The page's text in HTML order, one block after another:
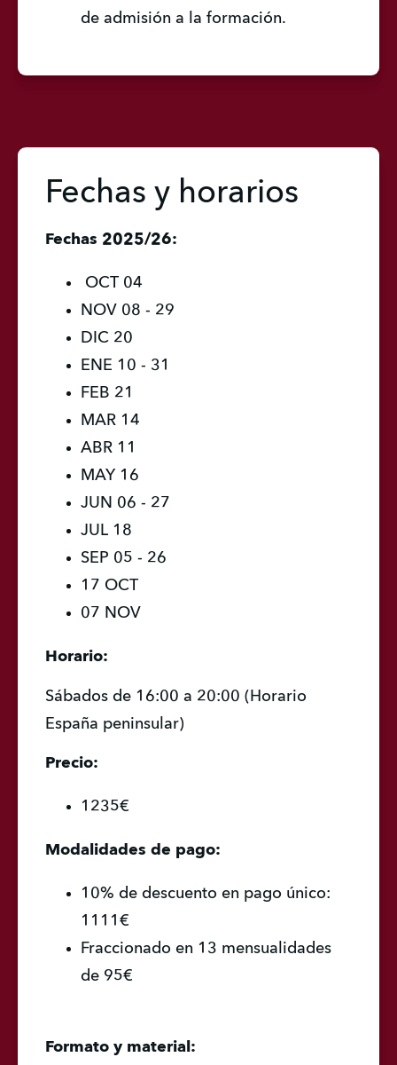
de admisión a la formación.
Fechas y horarios
Fechas 2025/26:
OCT 04
NOV 08 - 29
DIC 20
ENE 10 - 31
FEB 21
MAR 14
ABR 11
MAY 16
JUN 06 - 27
JUL 18
SEP 05 - 26
17 OCT
07 NOV
Horario:
Sábados de 16:00 a 20:00 (Horario
España peninsular)
Precio:
1235€
Modalidades de pago:
10% de descuento en pago único:
1111€
Fraccionado en 13 mensualidades
de 95€
Formato y material: